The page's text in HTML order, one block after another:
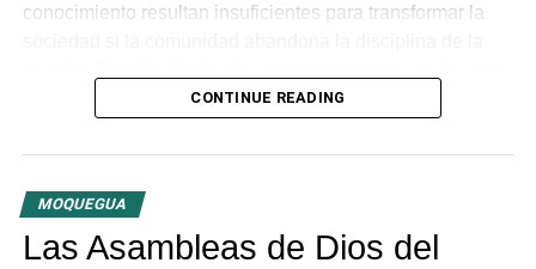
conocimiento resultan insuficientes para transformar la
conjunto bajo la guía del Espíritu Santo para generar un
las distintas congregaciones para impulsar la fe en las
tres provincias del departamento.
CONTINUE READING
MOQUEGUA
Las Asambleas de Dios del